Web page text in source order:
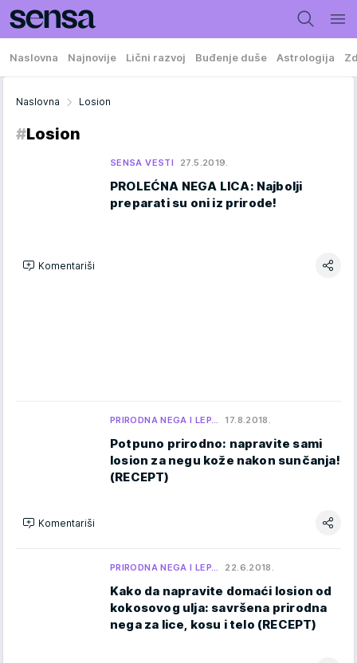
Naslovna Najnovije Lični razvoj Buđenje duše Astrologija
Naslovna Losion
#Losion
SENSA VESTI 27.5.2019.
PROLEĆNA NEGA LICA: Najbolji
preparati su oni iz prirode!
Komentariši
PRIRODNA NEGA I LEP… 17.8.2018.
Potpuno prirodno: napravite sami
losion za negu kože nakon sunčanja!
(RECEPT)
Komentariši
PRIRODNA NEGA I LEP… 22.6.2018.
Kako da napravite domaći losion od
kokosovog ulja: savršena prirodna
nega za lice, kosu i telo (RECEPT)